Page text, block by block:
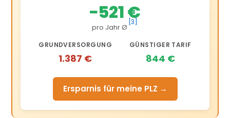
−521 €
pro Jahr Ø
[3]
GRUNDVERSORGUNG
1.387 €
GÜNSTIGER TARIF
844 €
Ersparnis für meine PLZ →